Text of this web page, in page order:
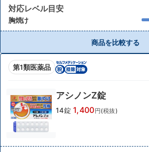
対応レベル目安
胸焼け
商品を比較する
第1類医薬品
アシノンZ錠
14錠 1,400円(税抜)